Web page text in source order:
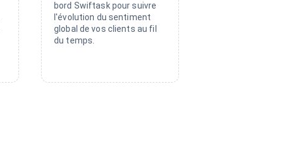
bord Swiftask pour suivre
l'évolution du sentiment
global de vos clients au fil
du temps.